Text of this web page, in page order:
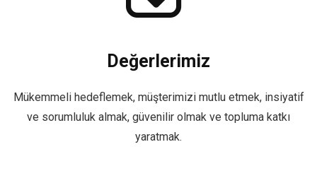
Değerlerimiz
Mükemmeli hedeflemek, müşterimizi mutlu etmek, insiyatif
ve sorumluluk almak, güvenilir olmak ve topluma katkı
yaratmak.